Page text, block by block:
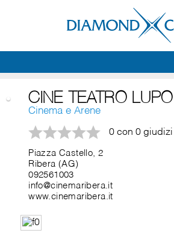
CINE TEATRO LUPO
Cinema e Arene
0 con 0 giudizi
Piazza Castello, 2
Ribera (AG)
092561003
info@cinemaribera.it
www.cinemaribera.it